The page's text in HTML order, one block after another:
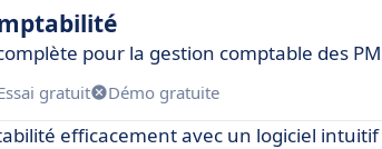
pour la gestion comptable des
gratuit Démo gratuite
efficacement avec un logiciel